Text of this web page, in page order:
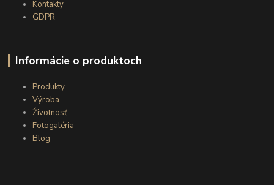
Kontakty
GDPR
Informácie o produktoch
Produkty
Výroba
Životnosť
Fotogaléria
Blog